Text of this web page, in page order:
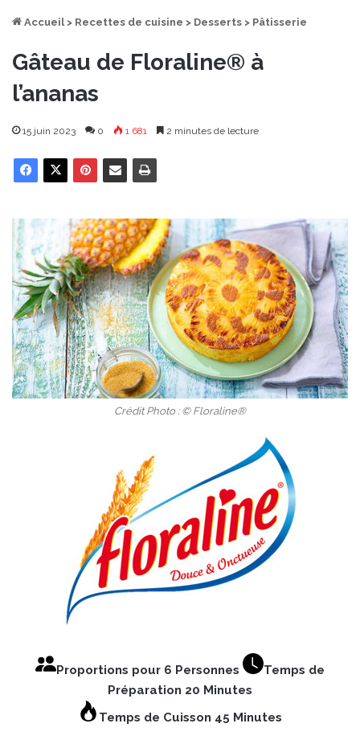
Accueil > Recettes de cuisine > Desserts > Pâtisserie
Gâteau de Floraline® à
l’ananas
15 juin 2023 0 1 681 2 minutes de lecture
Crédit Photo : © Floraline®
Proportions pour 6 Personnes
Temps de
Préparation 20 Minutes
Temps de Cuisson 45 Minutes